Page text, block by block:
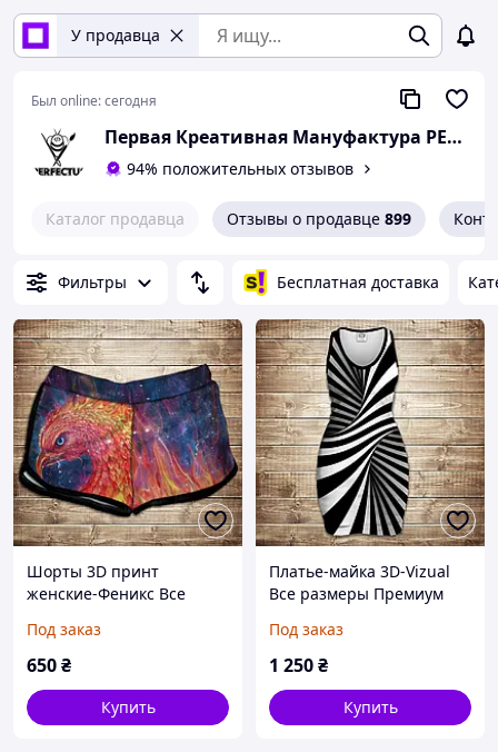
У продавца
Был online:сегодня
Первая Креативная Мануфактура PERFECTUS - Производство одежды и декора с 3D принтами на заказ
94% положительных отзывов
Каталог продавца Отзывы о продавце 899
Фильтры Бесплатная доставка
Шорты 3D принт
женские-Феникс Все
Под заказ
650₴
Купить
Платье-майка 3D-Vizual
Все размеры Премиум
Под заказ
1 250₴
Купить